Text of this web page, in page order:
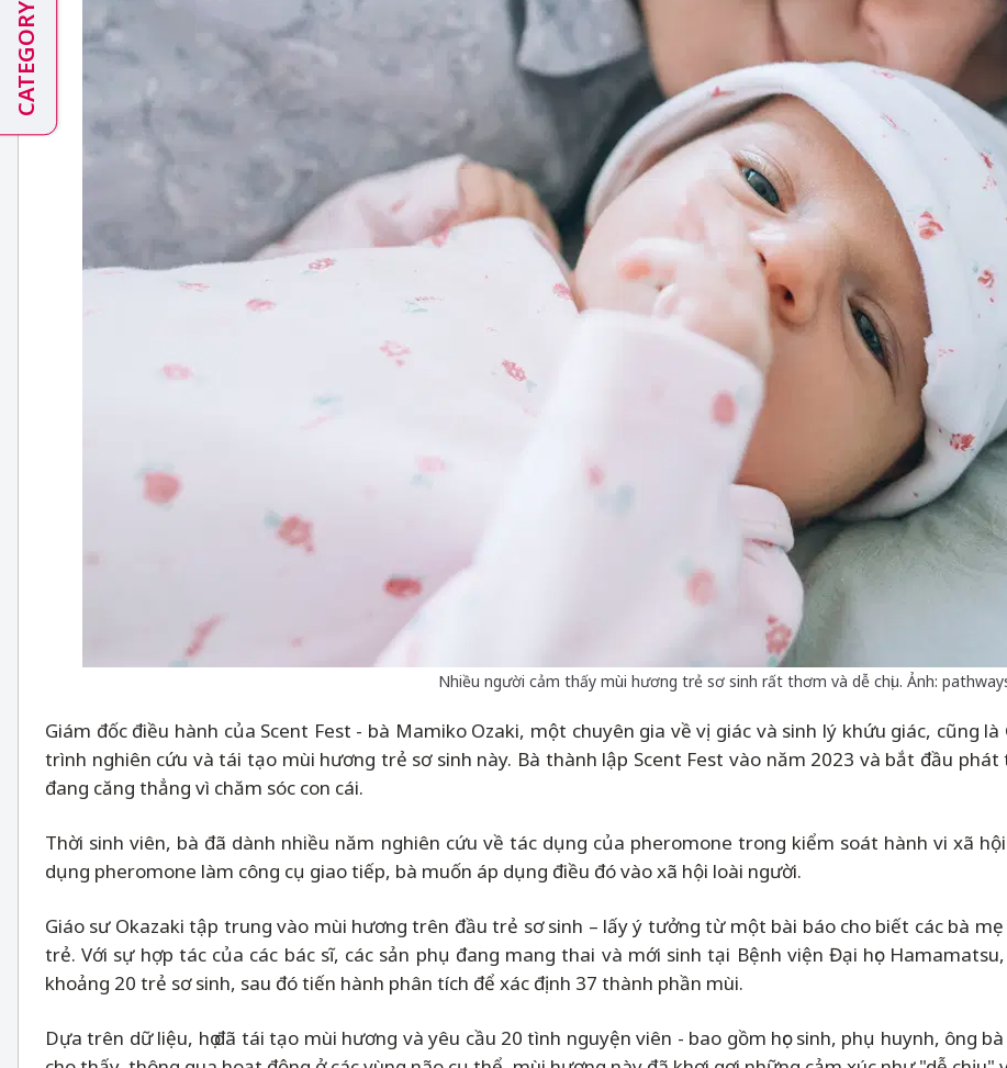
Nhiều người cảm thấy mùi hương trẻ sơ sinh rất thơm và dễ chịu. Ảnh:
Giám đốc điều hành của Scent Fest - bà Mamiko Ozaki, một chuyên gia về vị giác và sinh lý khứu giác, cũng là
trình nghiên cứu và tái tạo mùi hương trẻ sơ sinh này. Bà thành lập Scent Fest vào năm 2023 và bắt đầu phát
đang căng thẳng vì chăm sóc con cái.
Thời sinh viên, bà đã dành nhiều năm nghiên cứu về tác dụng của pheromone trong kiểm soát hành vi xã
dụng pheromone làm công cụ giao tiếp, bà muốn áp dụng điều đó vào xã hội loài người.
Giáo sư Okazaki tập trung vào mùi hương trên đầu trẻ sơ sinh – lấy ý tưởng từ một bài báo cho biết các bà
trẻ. Với sự hợp tác của các bác sĩ, các sản phụ đang mang thai và mới sinh tại Bệnh viện Đại học
khoảng 20 trẻ sơ sinh, sau đó tiến hành phân tích để xác định 37 thành phần mùi.
Dựa trên dữ liệu, họ đã tái tạo mùi hương và yêu cầu 20 tình nguyện viên - bao gồm học sinh, phụ huynh, ông
CATEGORY